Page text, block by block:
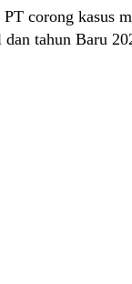
corong kasus
dan tahun Baru